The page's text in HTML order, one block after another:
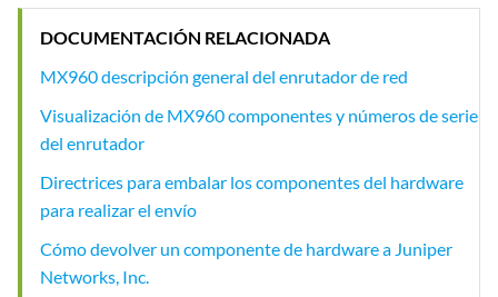
DOCUMENTACIÓN RELACIONADA
MX960 descripción general del enrutador de red
Visualización de MX960 componentes y números de serie
del enrutador
Directrices para embalar los componentes del hardware
para realizar el envío
Cómo devolver un componente de hardware a Juniper
Networks, Inc.